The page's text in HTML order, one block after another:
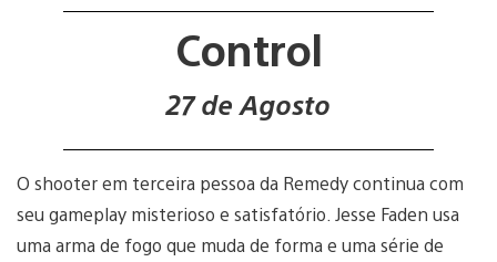
Control
27 de Agosto
O shooter em terceira pessoa da Remedy continua com
seu gameplay misterioso e satisfatório. Jesse Faden usa
uma arma de fogo que muda de forma e uma série de